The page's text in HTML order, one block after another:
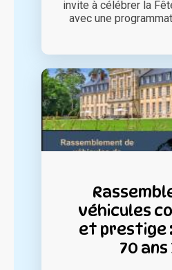
invite à célébrer la
avec une
véhicules
et prestige
70 ans